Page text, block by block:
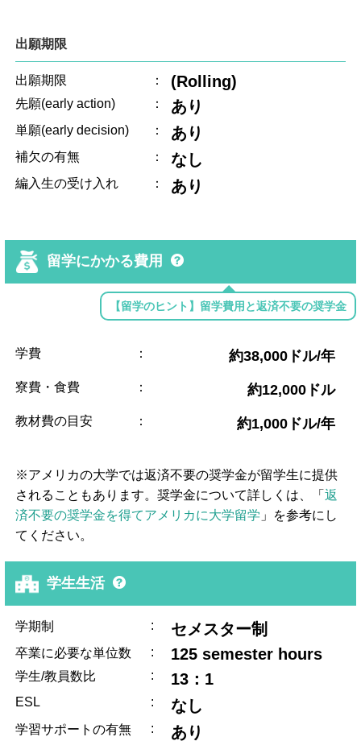
出願期限
出願期限 ： (Rolling)
先願(early action) ： あり
単願(early decision) ： あり
補欠の有無 ： なし
編入生の受け入れ ： あり
留学にかかる費用
【留学のヒント】留学費用と返済不要の奨学金
学費 ： 約38,000ドル/年
寮費・食費 ： 約12,000ドル
教材費の目安 ： 約1,000ドル/年
※アメリカの大学では返済不要の奨学金が留学生に提供
されることもあります。奨学金について詳しくは、「返
済不要の奨学金を得てアメリカに大学留学 」を参考にし
てください。
学生生活
学期制 : セメスター制
卒業に必要な単位数 : 125 semester hours
学生/教員数比 : 13：1
ESL : なし
学習サポートの有無 : あり